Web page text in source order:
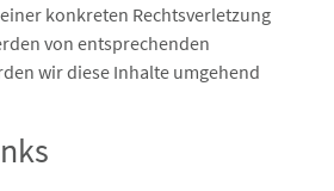
konkreten Rechtsverletzung
von entsprechenden
wir diese Inhalte umgehend